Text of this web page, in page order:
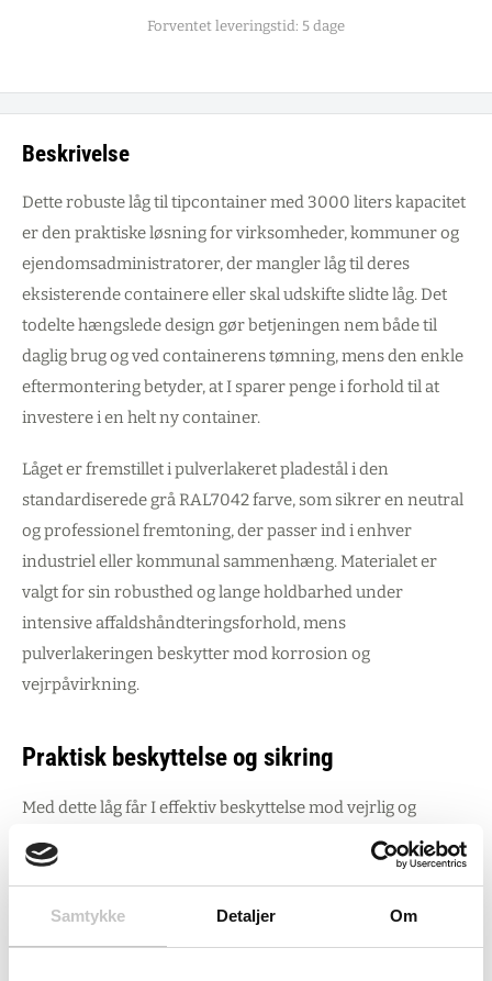
Samtykke Detaljer Om
Forventet leveringstid: 5 dage
Beskrivelse
Dette robuste låg til tipcontainer med 3000 liters kapacitet
er den praktiske løsning for virksomheder, kommuner og
ejendomsadministratorer, der mangler låg til deres
eksisterende containere eller skal udskifte slidte låg. Det
todelte hængslede design gør betjeningen nem både til
daglig brug og ved containerens tømning, mens den enkle
eftermontering betyder, at I sparer penge i forhold til at
investere i en helt ny container.
Låget er fremstillet i pulverlakeret pladestål i den
standardiserede grå RAL7042 farve, som sikrer en neutral
og professionel fremtoning, der passer ind i enhver
industriel eller kommunal sammenhæng. Materialet er
valgt for sin robusthed og lange holdbarhed under
intensive affaldshåndteringsforhold, mens
pulverlakeringen beskytter mod korrosion og
vejrpåvirkning.
Praktisk beskyttelse og sikring
Med dette låg får I effektiv beskyttelse mod vejrlig og
sikring mod uønsket adgang til containerens indhold. Det
forbedrer samtidig strukturen i jeres affaldssortering og
containerområdet. Industrivirksomheder får bedre styr på